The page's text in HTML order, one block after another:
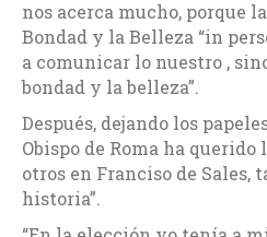
nos acerca mucho, porque
Bondad y la Belleza “in
a comunicar lo nuestro ,
bondad y la belleza”.
Después, dejando los
Obispo de Roma ha
otros en Franciso de Sales,
historia”.